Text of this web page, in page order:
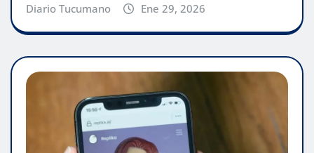
Diario Tucumano Ene 29, 2026